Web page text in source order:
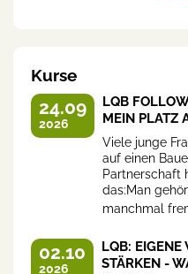
Kurse
24.09
2026
LQB
MEIN PLATZ
Viele junge
auf einen
Partnerschaft
das:Man
manchmal
02.10
2026
LQB: EIGENE
STÄRKEN -